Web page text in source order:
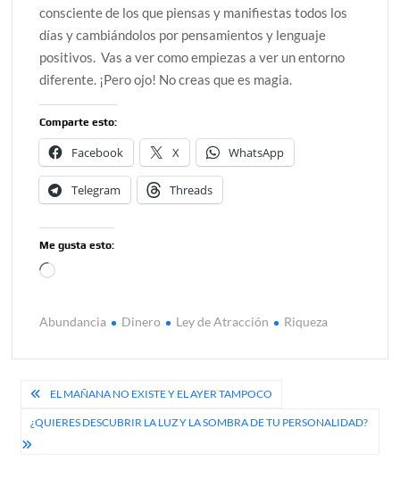
consciente de los que piensas y manifiestas todos los
días y cambiándolos por pensamientos y lenguaje
positivos. Vas a ver como empiezas a ver un entorno
diferente. ¡Pero ojo! No creas que es magia.
Comparte esto:
Facebook X WhatsApp
Telegram Threads
Me gusta esto:
Cargando...
Abundancia Dinero Ley de Atracción Riqueza
Navegación
de
entradas
EL MAÑANA NO EXISTE Y EL AYER TAMPOCO
¿QUIERES DESCUBRIR LA LUZ Y LA SOMBRA DE TU PERSONALIDAD?